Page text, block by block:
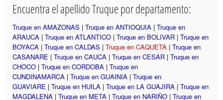
Encuentra el apellido Truque por departamento:
Truque en AMAZONAS | Truque en ANTIOQUIA | Truque en
ARAUCA | Truque en ATLANTICO | Truque en BOLIVAR | Truque en
BOYACA | Truque en CALDAS | Truque en CAQUETA | Truque en
CASANARE | Truque en CAUCA | Truque en CESAR | Truque en
CHOCO | Truque en CORDOBA | Truque en
CUNDINAMARCA | Truque en GUAINIA | Truque en
GUAVIARE | Truque en HUILA | Truque en LA GUAJIRA | Truque en
MAGDALENA | Truque en META | Truque en NARIÑO | Truque en